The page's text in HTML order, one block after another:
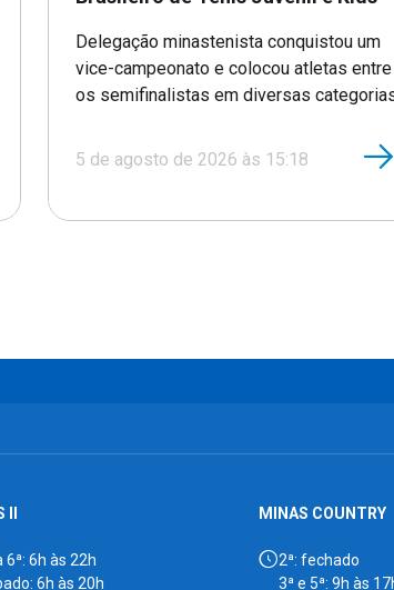
Delegação minastenista conquistou um
vice-campeonato e colocou atletas entre
os semifinalistas em diversas categorias
5 de agosto de 2026 às 15:18
II
6ª: 6h às 22h
6h às 20h
MINAS COUNTRY
2ª: fechado
3ª e 5ª: 9h às 17h